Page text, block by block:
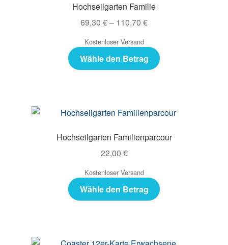
Hochseilgarten Familie
69,30 €– 110,70 €
Kostenloser Versand
Wähle den Betrag
Hochseilgarten Familienparcour
22,00 €
Kostenloser Versand
Wähle den Betrag